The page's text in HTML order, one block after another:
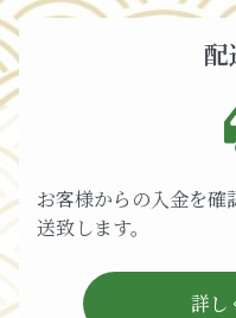
配
お客様からの入金を
送致します。
詳し